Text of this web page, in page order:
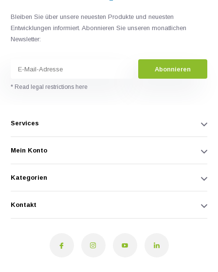
Bleiben Sie über unsere neuesten Produkte und neuesten
Entwicklungen informiert. Abonnieren Sie unseren monatlichen
Newsletter:
Abonnieren
* Read legal restrictions here
Services
Mein Konto
Kategorien
Kontakt